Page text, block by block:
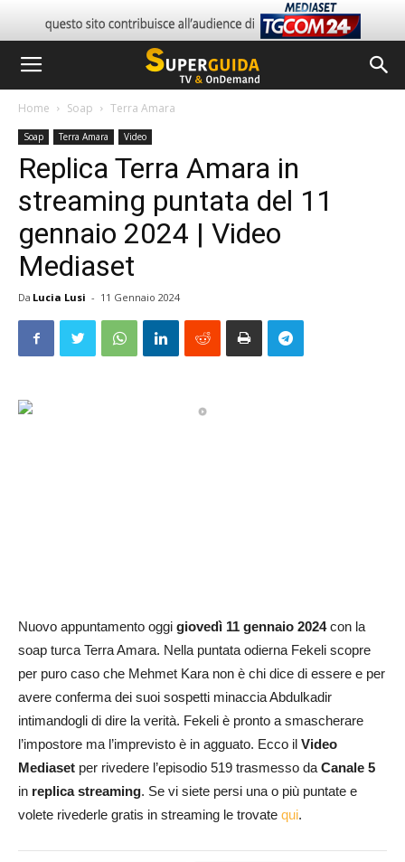
Home Soap Terra Amara
Soap Terra Amara Video
Replica Terra Amara in
streaming puntata del 11
gennaio 2024 | Video
Mediaset
Da Lucia Lusi - 11 Gennaio 2024
Nuovo appuntamento oggi giovedì 11 gennaio 2024con la
soap turca Terra Amara. Nella puntata odierna Fekeli scopre
per puro caso che Mehmet Kara non è chi dice di essere e per
avere conferma dei suoi sospetti minaccia Abdulkadir
intimandogli di dire la verità. Fekeli è pronto a smascherare
l’impostore ma l’imprevisto è in agguato. Ecco il Video
Mediaset per rivedere l’episodio 519 trasmesso daCanale 5
in replica streaming. Se vi siete persi una o più puntate e
volete rivederle gratis in streaming le trovate qui.